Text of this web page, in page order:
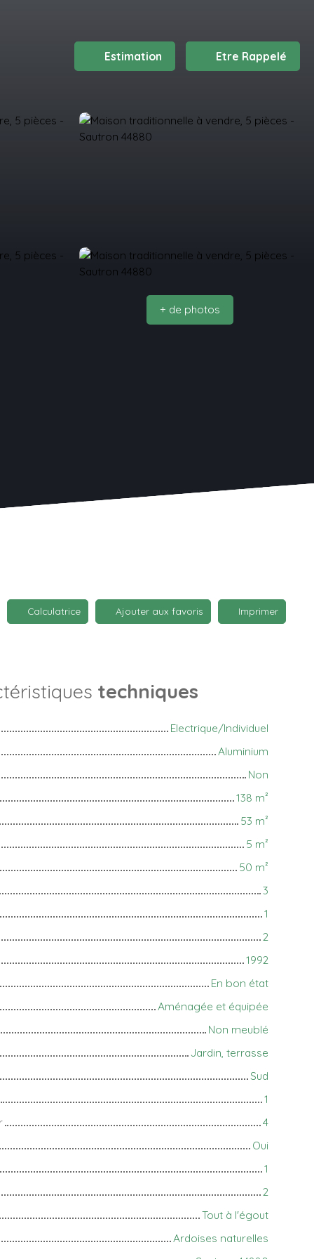
Estimation Etre Rappelé
+ de photos
Calculatrice Ajouter aux favoris Imprimer
techniques
Electrique/Individuel
Aluminium
Non
138 m²
53 m²
5 m²
50 m²
3
1
2
1992
En bon état
Aménagée et équipée
Non meublé
Jardin, terrasse
Sud
1
4
Oui
1
2
Tout à l'égout
Ardoises naturelles